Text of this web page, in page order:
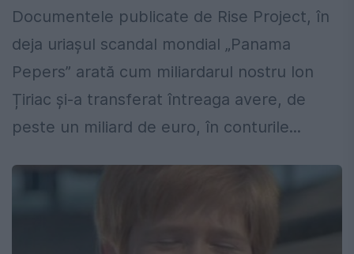
Documentele publicate de Rise Project, în
deja uriașul scandal mondial „Panama
Pepers” arată cum miliardarul nostru Ion
Țiriac și-a transferat întreaga avere, de
peste un miliard de euro, în conturile...